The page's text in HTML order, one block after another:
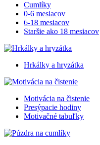
Cumlíky
0-6 mesiacov
6-18 mesiacov
Staršie ako 18 mesiacov
Hrkálky a hryzátka
Motivácia na čistenie
Presýpacie hodiny
Motivačné tabuľky